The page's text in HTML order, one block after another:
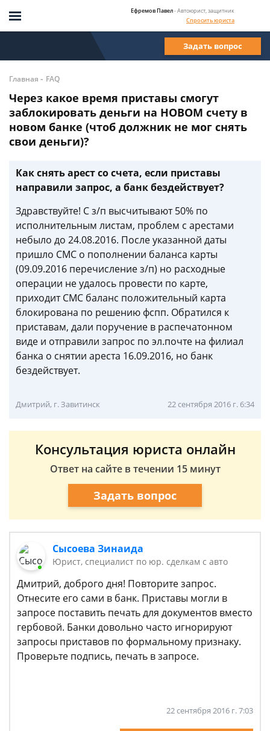
Ефремов Павел- Автоюрист, защитник
Спросить юриста
Задать вопрос
Главная - FAQ
Через какое время приставы смогут
заблокировать деньги на НОВОМ счету в
новом банке (чтоб должник не мог снять
свои деньги)?
Как снять арест со счета, если приставы
направили запрос, а банк бездействует?
Здравствуйте! С з/п высчитывают 50% по
исполнительным листам, проблем с арестами
небыло до 24.08.2016. После указанной даты
пришло СМС о пополнении баланса карты
(09.09.2016 перечисление з/п) но расходные
операции не удалось провести по карте,
приходит СМС баланс положительный карта
блокирована по решению фспп. Обратился к
приставам, дали поручение в распечатонном
виде и отправили запрос по эл.почте на филиал
банка о снятии ареста 16.09.2016, но банк
бездействует.
Дмитрий, г. Завитинск 22 сентября 2016 г. 6:34
Консультация юриста онлайн
Ответ на сайте в течении 15 минут
Задать вопрос
Сысоева Зинаида
Юрист, специалист по юр. сделкам с авто
Дмитрий, доброго дня! Повторите запрос.
Отнесите его сами в банк. Приставы могли в
запросе поставить печать для документов вместо
гербовой. Банки довольно часто игнорируют
запросы приставов по формальному признаку.
Проверьте подпись, печать в запросе.
22 сентября 2016 г. 7:03